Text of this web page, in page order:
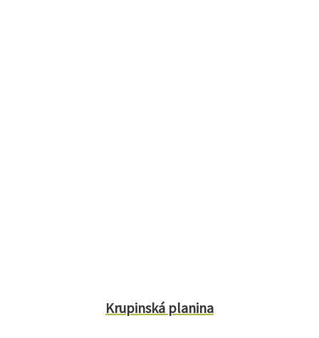
Krupinská planina